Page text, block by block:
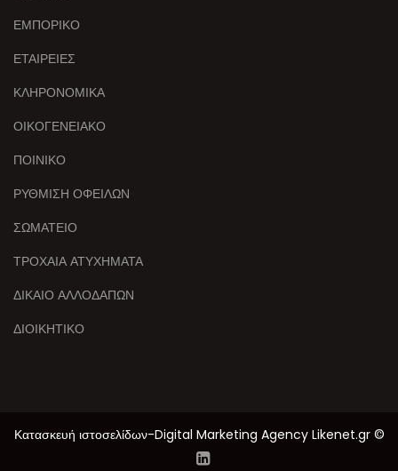
ΕΜΠΟΡΙΚΟ
ΕΤΑΙΡΕΙΕΣ
ΚΛΗΡΟΝΟΜΙΚΑ
ΟΙΚΟΓΕΝΕΙΑΚΟ
ΠΟΙΝΙΚΟ
ΡΥΘΜΙΣΗ ΟΦΕΙΛΩΝ
ΣΩΜΑΤΕΙΟ
ΤΡΟΧΑΙΑ ΑΤΥΧΗΜΑΤΑ
ΔΙΚΑΙΟ ΑΛΛΟΔΑΠΩΝ
ΔΙΟΙΚΗΤΙΚΟ
Κατασκευή ιστοσελίδων-Digital Marketing Agency Likenet.gr ©